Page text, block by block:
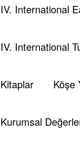
IV. International
IV. International
Kitaplar Köşe
Kurumsal